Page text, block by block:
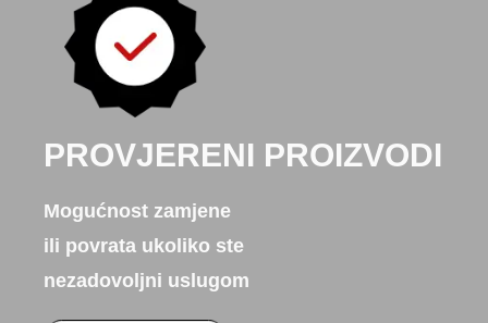
PROVJERENI PROIZVODI
Mogućnost zamjene
ili povrata ukoliko ste
nezadovoljni uslugom